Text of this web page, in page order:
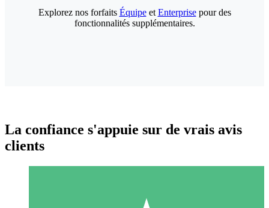
Explorez nos forfaits Équipeet Enterprisepour des
fonctionnalités supplémentaires.
La confiance s'appuie sur de vrais avis
clients